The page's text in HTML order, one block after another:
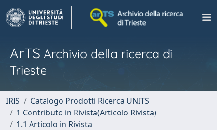
ArTS Archivio della ricerca di
Trieste
IRIS
Catalogo Prodotti Ricerca UNITS
1 Contributo in Rivista(Articolo Rivista)
1.1 Articolo in Rivista